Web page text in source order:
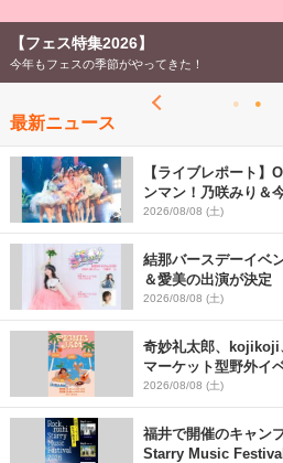
【フェス特集2026】
今年もフェスの季節がやってきた！
最新ニュース
【ライブレポート】
ンマン！乃咲みり＆
Onephony新体制1st
＞
2026/08/08 (土)
結那バースデーイベ
＆愛美の出演が決定
2026/08/08 (土)
奇妙礼太郎、kojikoji
マーケット型野外イ
早割チケット発売開始
2026/08/08 (土)
福井で開催のキャン
Starry Music